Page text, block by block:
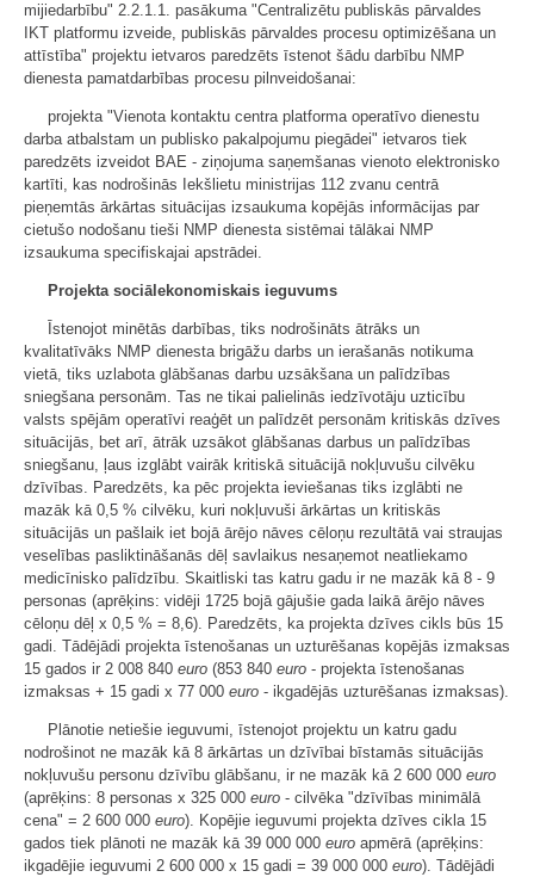
mijiedarbību" 2.2.1.1. pasākuma "Centralizētu publiskās pārvaldes
IKT platformu izveide, publiskās pārvaldes procesu optimizēšana un
attīstība" projektu ietvaros paredzēts īstenot šādu darbību NMP
dienesta pamatdarbības procesu pilnveidošanai:
projekta "Vienota kontaktu centra platforma operatīvo dienestu
darba atbalstam un publisko pakalpojumu piegādei" ietvaros tiek
paredzēts izveidot BAE - ziņojuma saņemšanas vienoto elektronisko
kartīti, kas nodrošinās Iekšlietu ministrijas 112 zvanu centrā
pieņemtās ārkārtas situācijas izsaukuma kopējās informācijas par
cietušo nodošanu tieši NMP dienesta sistēmai tālākai NMP
izsaukuma specifiskajai apstrādei.
Projekta sociālekonomiskais ieguvums
Īstenojot minētās darbības, tiks nodrošināts ātrāks un
kvalitatīvāks NMP dienesta brigāžu darbs un ierašanās notikuma
vietā, tiks uzlabota glābšanas darbu uzsākšana un palīdzības
sniegšana personām. Tas ne tikai palielinās iedzīvotāju uzticību
valsts spējām operatīvi reaģēt un palīdzēt personām kritiskās dzīves
situācijās, bet arī, ātrāk uzsākot glābšanas darbus un palīdzības
sniegšanu, ļaus izglābt vairāk kritiskā situācijā nokļuvušu cilvēku
dzīvības. Paredzēts, ka pēc projekta ieviešanas tiks izglābti ne
mazāk kā 0,5 % cilvēku, kuri nokļuvuši ārkārtas un kritiskās
situācijās un pašlaik iet bojā ārējo nāves cēloņu rezultātā vai straujas
veselības pasliktināšanās dēļ savlaikus nesaņemot neatliekamo
medicīnisko palīdzību. Skaitliski tas katru gadu ir ne mazāk kā 8 - 9
personas (aprēķins: vidēji 1725 bojā gājušie gada laikā ārējo nāves
cēloņu dēļ x 0,5 % = 8,6). Paredzēts, ka projekta dzīves cikls būs 15
gadi. Tādējādi projekta īstenošanas un uzturēšanas kopējās izmaksas
15 gados ir 2 008 840 euro (853 840 euro - projekta īstenošanas
izmaksas + 15 gadi x 77 000 euro - ikgadējās uzturēšanas izmaksas).
Plānotie netiešie ieguvumi, īstenojot projektu un katru gadu
nodrošinot ne mazāk kā 8 ārkārtas un dzīvībai bīstamās situācijās
nokļuvušu personu dzīvību glābšanu, ir ne mazāk kā 2 600 000 euro
(aprēķins: 8 personas x 325 000 euro - cilvēka "dzīvības minimālā
cena" = 2 600 000 euro). Kopējie ieguvumi projekta dzīves cikla 15
gados tiek plānoti ne mazāk kā 39 000 000 euro apmērā (aprēķins:
ikgadējie ieguvumi 2 600 000 x 15 gadi = 39 000 000 euro). Tādējādi